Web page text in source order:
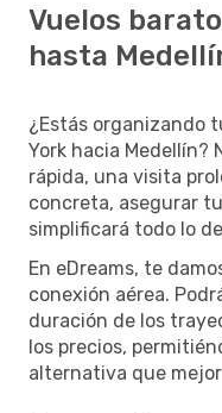
Vuelos
hasta
¿Estás organizando
York hacia Medellín?
rápida, una visita
concreta, asegurar
simplificará todo lo
En eDreams, te
conexión aérea.
duración de los
los precios,
alternativa que